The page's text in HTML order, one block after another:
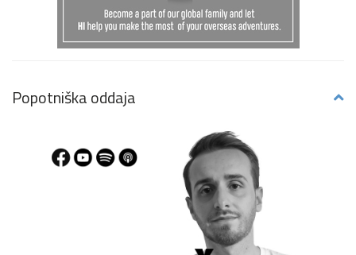
Popotniška oddaja